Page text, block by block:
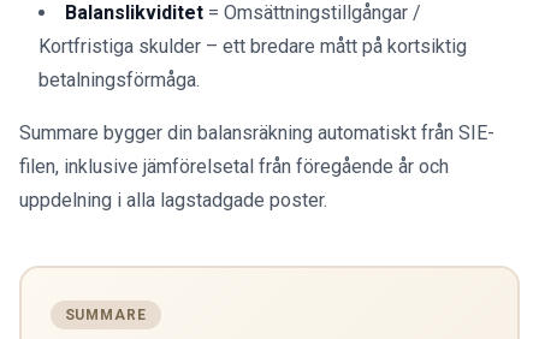
Balanslikviditet = Omsättningstillgångar /
Kortfristiga skulder – ett bredare mått på kortsiktig
betalningsförmåga.
Summare bygger din balansräkning automatiskt från SIE-
filen, inklusive jämförelsetal från föregående år och
uppdelning i alla lagstadgade poster.
SUMMARE